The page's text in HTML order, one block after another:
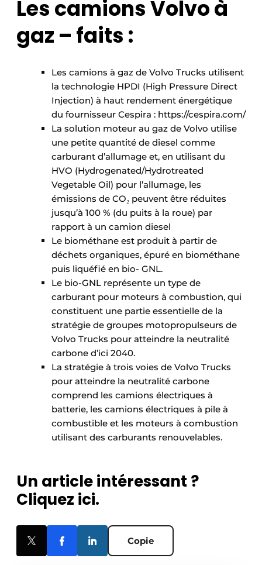
Les camions Volvo à
gaz – faits :
Les camions à gaz de Volvo Trucks utilisent
la technologie HPDI (High Pressure Direct
Injection) à haut rendement énergétique
du fournisseur Cespira : https://cespira.com/
La solution moteur au gaz de Volvo utilise
une petite quantité de diesel comme
carburant d’allumage et, en utilisant du
HVO (Hydrogenated/Hydrotreated
Vegetable Oil) pour l’allumage, les
émissions de CO₂ peuvent être réduites
jusqu’à 100 % (du puits à la roue) par
rapport à un camion diesel
Le biométhane est produit à partir de
déchets organiques, épuré en biométhane
puis liquéfié en bio- GNL.
Le bio-GNL représente un type de
carburant pour moteurs à combustion, qui
constituent une partie essentielle de la
stratégie de groupes motopropulseurs de
Volvo Trucks pour atteindre la neutralité
carbone d’ici 2040.
La stratégie à trois voies de Volvo Trucks
pour atteindre la neutralité carbone
comprend les camions électriques à
batterie, les camions électriques à pile à
combustible et les moteurs à combustion
utilisant des carburants renouvelables.
Un article intéressant ?
Cliquez ici.
Copie